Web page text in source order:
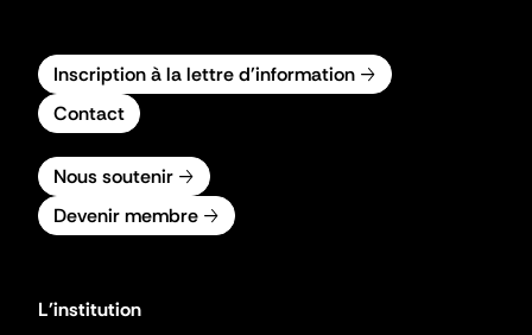
Inscription à la lettre d'information
Contact
Nous soutenir
Devenir membre
L'institution